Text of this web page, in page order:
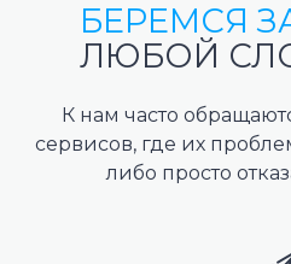
БЕРЕМСЯ
ЛЮБОЙ
К нам часто
сервисов, где их
либо просто